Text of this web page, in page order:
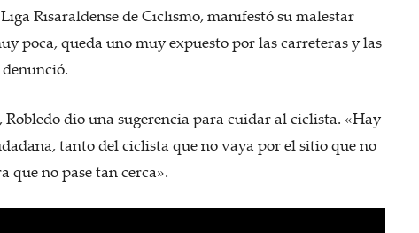
Risaraldense de Ciclismo, manifestó su malestar
poca, queda uno muy expuesto por las carreteras y las
Robledo dio una sugerencia para cuidar al ciclista. «Hay
tanto del ciclista que no vaya por el sitio que no
que no pase tan cerca».